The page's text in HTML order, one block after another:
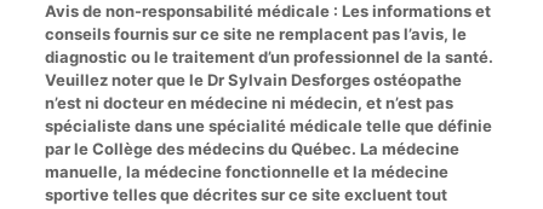
Avis de non-responsabilité médicale : Les informations et
conseils fournis sur ce site ne remplacent pas l’avis, le
diagnostic ou le traitement d’un professionnel de la santé.
Veuillez noter que le Dr Sylvain Desforges ostéopathe
n’est ni docteur en médecine ni médecin, et n’est pas
spécialiste dans une spécialité médicale telle que définie
par le Collège des médecins du Québec. La médecine
manuelle, la médecine fonctionnelle et la médecine
sportive telles que décrites sur ce site excluent tout